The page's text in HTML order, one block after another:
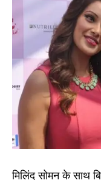
मिलिंद सोमन के साथ